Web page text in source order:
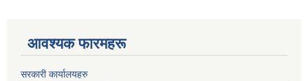
आवश्यक फारमहरू
सरकारी कार्यालयहरु